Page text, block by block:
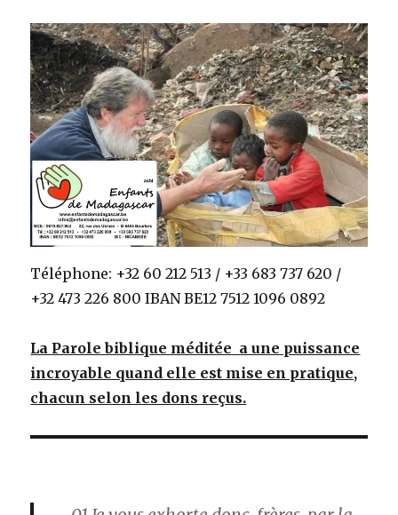
Téléphone: +32 60 212 513 / +33 683 737 620 /
+32 473 226 800 IBAN BE12 7512 1096 0892
La Parole biblique méditée a une puissance
incroyable quand elle est mise en pratique,
chacun selon les dons reçus.